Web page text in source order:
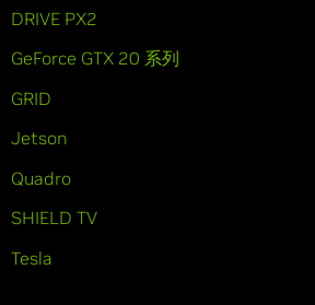
DRIVE PX2
GeForce GTX 20 系列
GRID
Jetson
Quadro
SHIELD TV
Tesla